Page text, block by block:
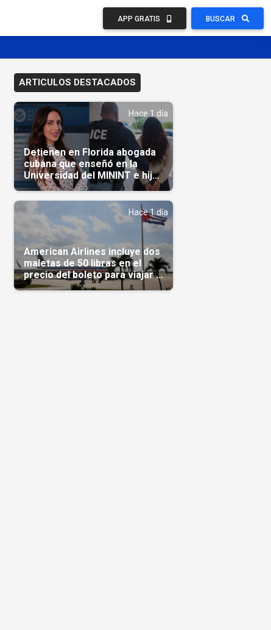
APP GRATIS BUSCAR
ARTICULOS DESTACADOS
Hace 1 día
Detienen en Florida abogada
cubana que enseñó en la
Universidad del MININT e hija
de diplomático cubano
Hace 1 día
American Airlines incluye dos
maletas de 50 libras en el
precio del boleto para viajar a
Cuba en agosto